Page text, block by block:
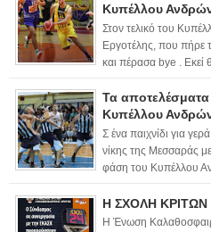
Κυπέλλου
Στον τελικό του
Εργοτέλης, που πήρε
και πέρασα bye . Εκεί
Τα
Κυπέλλου
Σ ένα παιχνίδι για
νίκης της Μεσσαράς
φάση του Κυπέλλου
Η ΣΧΟΛΗ ΚΡΙΤΩΝ
Η Ένωση